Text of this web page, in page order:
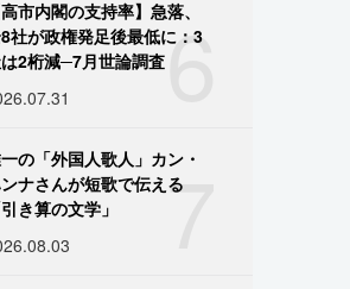
6
高市内閣の支持率】急落、
社が政権発足後最低に：3
2桁減─7月世論調査
7
の「外国人歌人」カン・
ナさんが短歌で伝える
引き算の文学」